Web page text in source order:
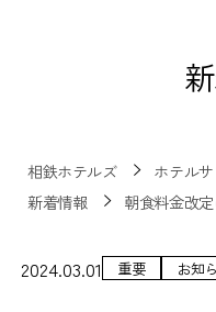
相鉄ホテルズ
ホテル
新着情報
朝食料金改
2024.03.01 重要 お知